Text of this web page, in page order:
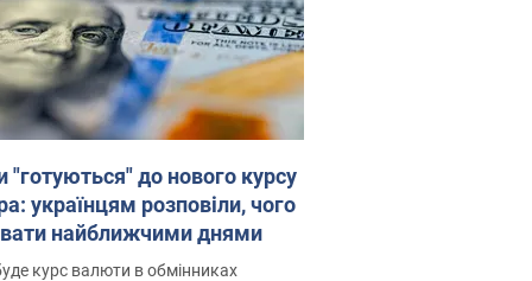
"готуються" до нового курсу
українцям розповіли, чого
найближчими днями
курс валюти в обмінниках